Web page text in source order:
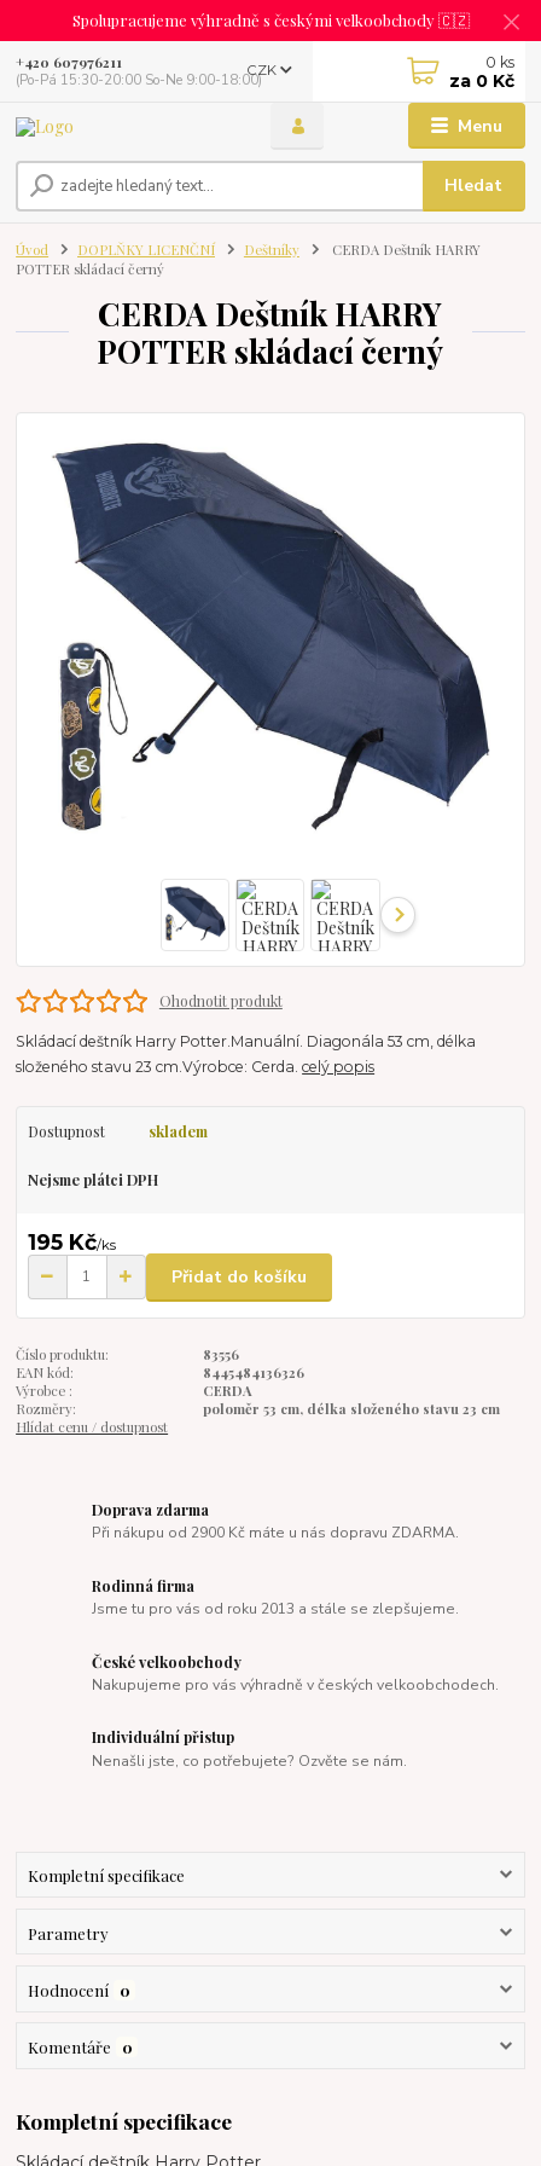
Spolupracujeme výhradně s českými velkoobchody 🇨🇿
Menu
CZK
Hledat
+420 607976211
(Po-Pá 15:30-20:00 So-Ne 9:00-18:00)
0 ks
za 0 Kč
Úvod DOPLŇKY LICENČNÍ Deštníky
CERDA Deštník HARRY
POTTER skládací černý
CERDA Deštník HARRY
POTTER skládací černý
Ohodnotit produkt
Skládací deštník Harry Potter.Manuální. Diagonála 53 cm, délka
složeného stavu 23 cm.Výrobce: Cerda.celý popis
Dostupnost skladem
Nejsme plátci DPH
195 Kč/ks
Přidat do košíku
Číslo produktu:
83556
EAN kód:
8445484136326
Výrobce :
CERDA
Rozměry:
poloměr 53 cm, délka složeného stavu 23 cm
Hlídat cenu / dostupnost
Doprava zdarma
Při nákupu od 2900 Kč máte u nás dopravu ZDARMA.
Rodinná firma
Jsme tu pro vás od roku 2013 a stále se zlepšujeme.
České velkoobchody
Nakupujeme pro vás výhradně v českých velkoobchodech.
Individuální přistup
Nenašli jste, co potřebujete? Ozvěte se nám.
Kompletní specifikace
Parametry
Hodnocení 0
Komentáře 0
Kompletní specifikace